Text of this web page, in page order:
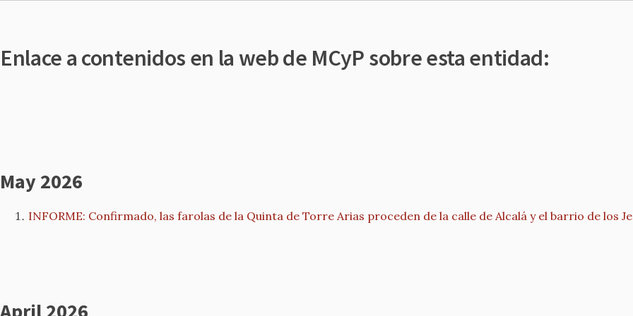
Enlace a contenidos en la web de MCyP sobre esta entidad:
May 2026
INFORME: Confirmado, las farolas de la Quinta de Torre Arias proceden de la calle de Alcalá y el barrio de los